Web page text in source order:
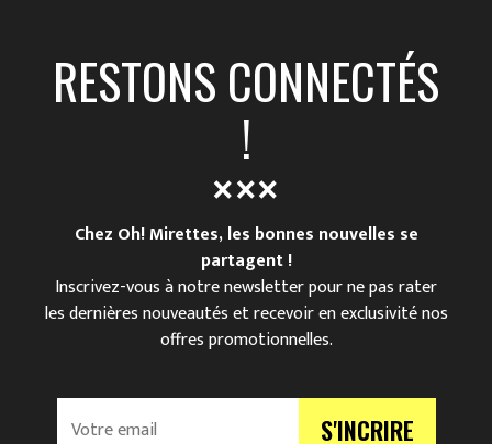
RESTONS CONNECTÉS
!
Chez Oh! Mirettes, les bonnes nouvelles se
partagent !
Inscrivez-vous à notre newsletter pour ne pas rater
les dernières nouveautés et recevoir en exclusivité nos
offres promotionnelles.
V
S'INCRIRE